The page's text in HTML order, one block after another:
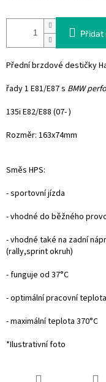
Přidat
Přední brzdové destičky
řady 1 E81/E87 s BMW
135i E82/E88 (07- )
Rozměr: 163x74mm
Směs HPS:
- sportovní jízda
- vhodné do běžného
- vhodné také na zadní
(rally,sprint okruh)
- funguje od 37°C
- optimální pracovní teplota
- maximální teplota 370°C
*Ilustrativní foto